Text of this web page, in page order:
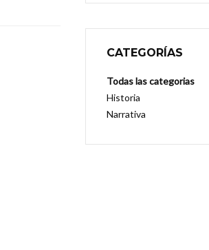
CATEGORÍAS
Todas las categorias
Historia
Narrativa